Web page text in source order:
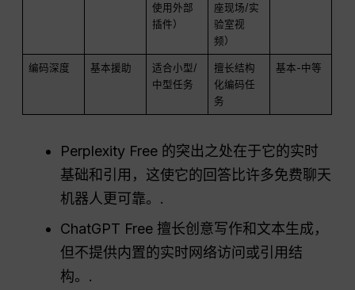
使用外部
插件）
座现场/实
验室视
频）
编码深度 基本援助
适合小型/
中型任务
擅长结构
化编码任
务
基本-中等
Perplexity Free 的突出之处在于它的实时
基础和引用，这使它的回答比许多免费聊天
机器人更可靠。.
ChatGPT Free 擅长创意写作和文本生成，
但不提供内置的实时网络访问或引用结
构。.